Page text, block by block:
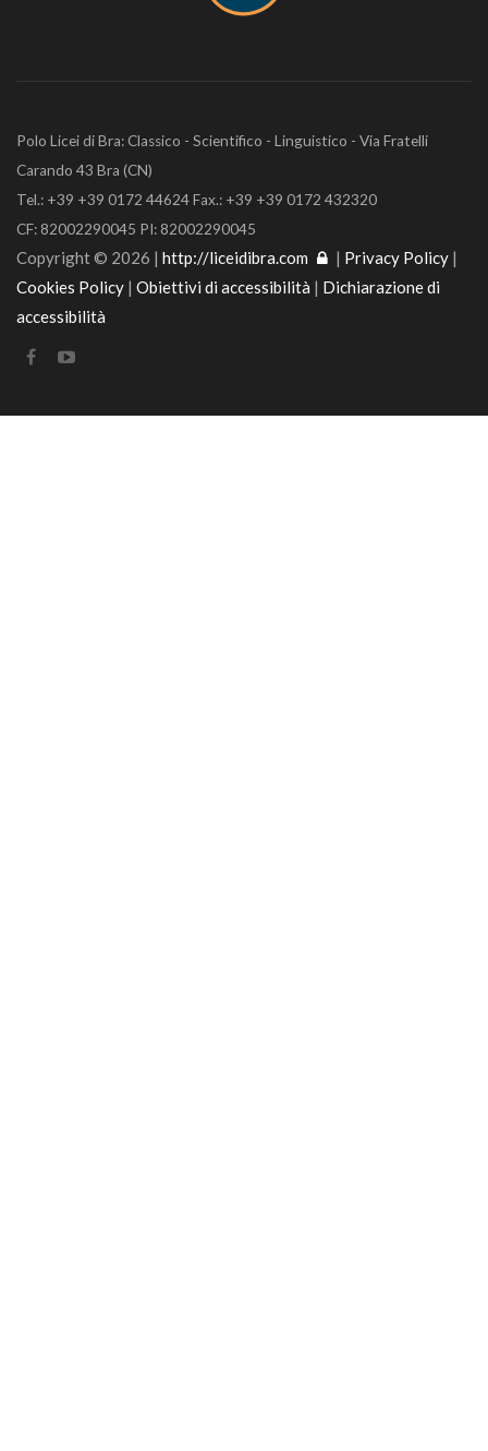
Polo Licei di Bra: Classico - Scientifico - Linguistico - Via Fratelli
Carando 43 Bra (CN)
Tel.: +39 +39 0172 44624 Fax.: +39 +39 0172 432320
CF: 82002290045 PI: 82002290045
Copyright © 2026 | http://liceidibra.com | Privacy Policy |
Cookies Policy | Obiettivi di accessibilità | Dichiarazione di
accessibilità